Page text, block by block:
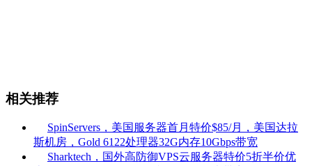
相关推荐
SpinServers，美国服务器首月特价$85/月，美国达拉
斯机房，Gold 6122处理器32G内存10Gbps带宽
Sharktech，国外高防御VPS云服务器特价5折半价优